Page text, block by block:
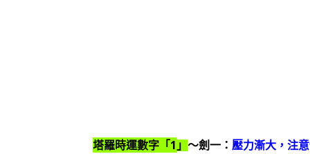
塔羅時運數字「1 」～劍一： 壓力漸大，注